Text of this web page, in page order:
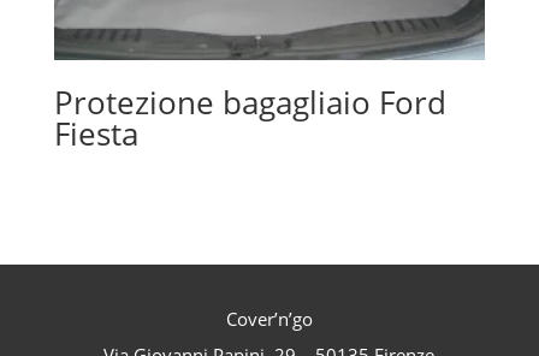
Protezione bagagliaio Ford
Fiesta
Cover’n’go